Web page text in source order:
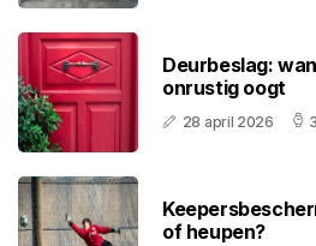
Deurbeslag:
onrustig oogt
28 april 2026
of heupen?